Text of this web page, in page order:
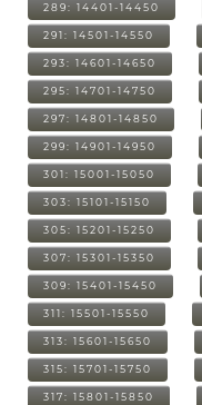
289: 14401-14450
291: 14501-14550
293: 14601-14650
295: 14701-14750
297: 14801-14850
299: 14901-14950
301: 15001-15050
303: 15101-15150
305: 15201-15250
307: 15301-15350
309: 15401-15450
311: 15501-15550
313: 15601-15650
315: 15701-15750
317: 15801-15850